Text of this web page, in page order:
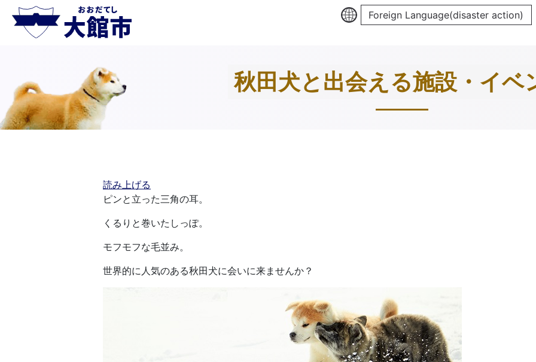
Foreign Language(disaster action)
秋田犬と出会える施設・イベ
読み上げる
ピンと立った三角の耳。
くるりと巻いたしっぽ。
モフモフな毛並み。
世界的に人気のある秋田犬に会いに来ませんか？